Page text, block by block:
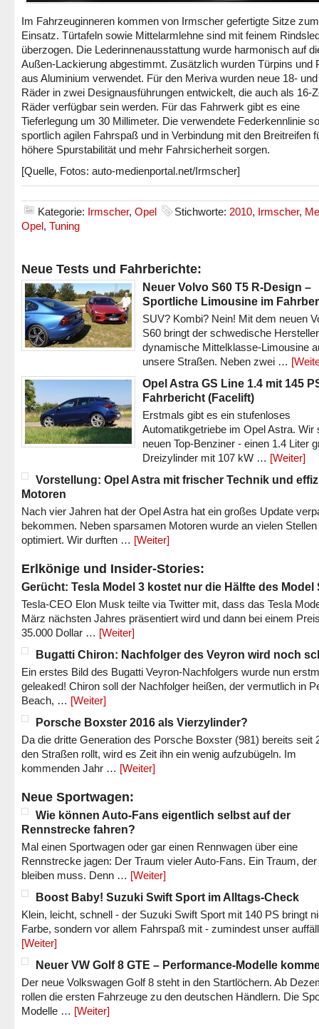
Im Fahrzeuginneren kommen von Irmscher gefertigte Sitze zum
Einsatz. Türtafeln sowie Mittelarmlehne sind mit feinem
überzogen. Die Lederinnenausstattung wurde harmonisch auf
Außen-Lackierung abgestimmt. Zusätzlich wurden Türpins und
aus Aluminium verwendet. Für den Meriva wurden neue 18-
Räder in zwei Designausführungen entwickelt, die auch als 16-
Räder verfügbar sein werden. Für das Fahrwerk gibt es eine
Tieferlegung um 30 Millimeter. Die verwendete Federkennlinie
sportlich agilen Fahrspaß und in Verbindung mit den Breitreifen
höhere Spurstabilität und mehr Fahrsicherheit sorgen.
[Quelle, Fotos: auto-medienportal.net/Irmscher]
Kategorie: Irmscher, Opel Stichworte: 2010, Irmscher,
Opel, Tuning
Neue Tests und Fahrberichte:
Neuer Volvo S60 T5 R-Design –
Sportliche Limousine im
SUV? Kombi? Nein! Mit dem neuen
S60 bringt der schwedische
dynamische Mittelklasse-Limousine
unsere Straßen. Neben zwei …
Opel Astra GS Line 1.4 mit 145
Fahrbericht (Facelift)
Erstmals gibt es ein stufenloses
Automatikgetriebe im Opel Astra. Wir
neuen Top-Benziner - einen 1.4 Liter
Dreizylinder mit 107 kW … [Weiter]
Vorstellung: Opel Astra mit frischer Technik und
Motoren
Nach vier Jahren hat der Opel Astra hat ein großes Update
bekommen. Neben sparsamen Motoren wurde an vielen Stellen
optimiert. Wir durften … [Weiter]
Erlkönige und Insider-Stories:
Gerücht: Tesla Model 3 kostet nur die Hälfte des Model
Tesla-CEO Elon Musk teilte via Twitter mit, dass das Tesla
März nächsten Jahres präsentiert wird und dann bei einem
35.000 Dollar … [Weiter]
Bugatti Chiron: Nachfolger des Veyron wird noch
Ein erstes Bild des Bugatti Veyron-Nachfolgers wurde nun
geleaked! Chiron soll der Nachfolger heißen, der vermutlich in
Beach, … [Weiter]
Porsche Boxster 2016 als Vierzylinder?
Da die dritte Generation des Porsche Boxster (981) bereits seit
den Straßen rollt, wird es Zeit ihn ein wenig aufzubügeln. Im
kommenden Jahr … [Weiter]
Neue Sportwagen:
Wie können Auto-Fans eigentlich selbst auf der
Rennstrecke fahren?
Mal einen Sportwagen oder gar einen Rennwagen über eine
Rennstrecke jagen: Der Traum vieler Auto-Fans. Ein Traum,
bleiben muss. Denn … [Weiter]
Boost Baby! Suzuki Swift Sport im Alltags-Check
Klein, leicht, schnell - der Suzuki Swift Sport mit 140 PS bringt
Farbe, sondern vor allem Fahrspaß mit - zumindest unser
[Weiter]
Neuer VW Golf 8 GTE – Performance-Modelle
Der neue Volkswagen Golf 8 steht in den Startlöchern. Ab
rollen die ersten Fahrzeuge zu den deutschen Händlern. Die
Modelle … [Weiter]